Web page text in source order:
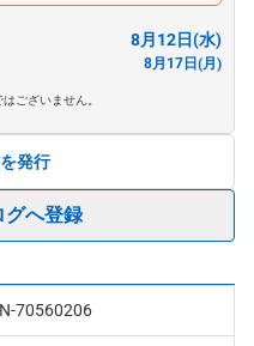
8月12日(水)
8月17日(月)
ございません。
発行
グへ登録
70560206